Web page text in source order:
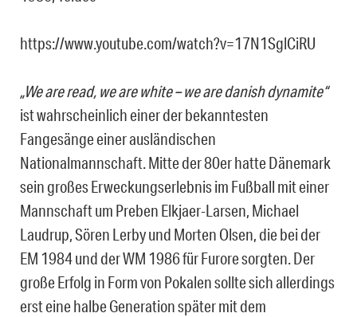
https://www.youtube.com/watch?v=17N1SglCiRU
„We are read, we are white – we are danish dynamite“
ist wahrscheinlich einer der bekanntesten
Fangesänge einer ausländischen
Nationalmannschaft. Mitte der 80er hatte Dänemark
sein großes Erweckungserlebnis im Fußball mit einer
Mannschaft um Preben Elkjaer-Larsen, Michael
Laudrup, Sören Lerby und Morten Olsen, die bei der
EM 1984 und der WM 1986 für Furore sorgten. Der
große Erfolg in Form von Pokalen sollte sich allerdings
erst eine halbe Generation später mit dem